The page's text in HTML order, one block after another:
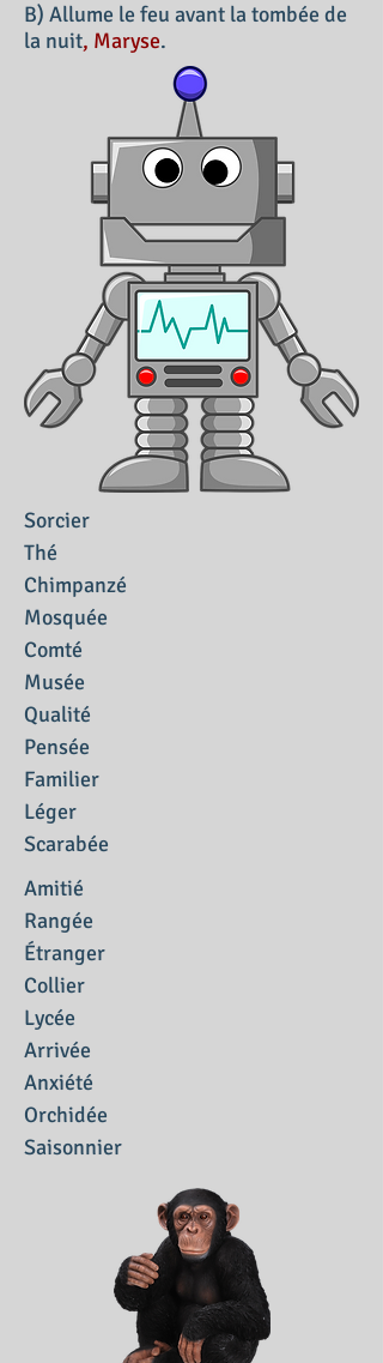
B) Allume le feu avant la tombée de
la nuit, Maryse.
Sorcier
Thé
Chimpanzé
Mosquée
Comté
Musée
Qualité
Pensée
Familier
Léger
Scarabée
Amitié
Rangée
Étranger
Collier
Lycée
Arrivée
Anxiété
Orchidée
Saisonnier